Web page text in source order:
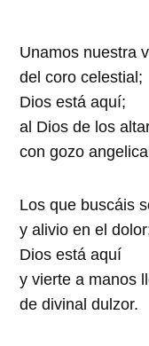
Unamos nuestra
del coro celestial;
Dios está aquí;
al Dios de los
con gozo
Los que buscáis
y alivio en el
Dios está aquí
y vierte a manos
de divinal dulzor.